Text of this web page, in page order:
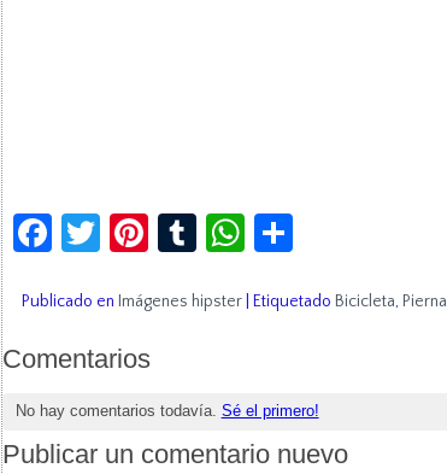
Facebook
Twitter
Pinterest
TumblrWhatsApp
Compartir
Publicado en Imágenes hipster| Etiquetado Bicicleta, Pierna
Comentarios
No hay comentarios todavía. Sé el primero!
Publicar un comentario nuevo